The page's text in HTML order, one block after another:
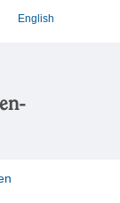
English